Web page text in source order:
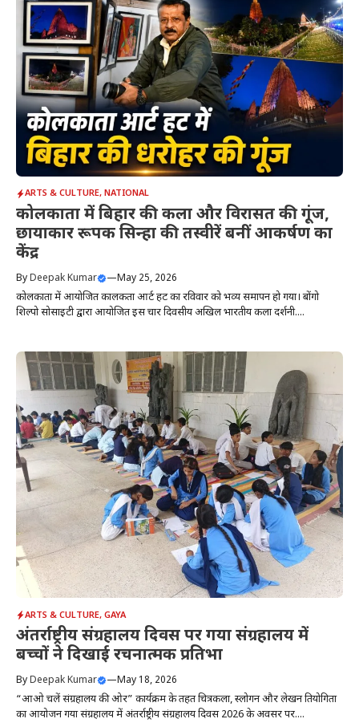
ARTS & CULTURE, NATIONAL
कोलकाता में बिहार की कला और विरासत की गूंज,
छायाकार रूपक सिन्हा की तस्वीरें बनीं आकर्षण का
केंद्र
ByDeepak Kumar —May 25, 2026
कोलकाता में आयोजित कालकता आर्ट हट का रविवार को भव्य समापन हो गया। बोंगो
शिल्पो सोसाइटी द्वारा आयोजित इस चार दिवसीय अखिल भारतीय कला प्रदर्शनी....
ARTS & CULTURE, GAYA
अंतर्राष्ट्रीय संग्रहालय दिवस पर गया संग्रहालय में
बच्चों ने दिखाई रचनात्मक प्रतिभा
ByDeepak Kumar —May 18, 2026
“आओ चलें संग्रहालय की ओर” कार्यक्रम के तहत चित्रकला, स्लोगन और लेखन प्रतियोगिता
का आयोजन गया संग्रहालय में अंतर्राष्ट्रीय संग्रहालय दिवस 2026 के अवसर पर....